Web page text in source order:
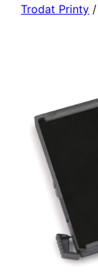
Trodat Printy